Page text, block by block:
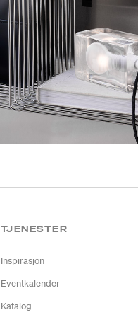
TJENESTER
Inspirasjon
Eventkalender
Katalog